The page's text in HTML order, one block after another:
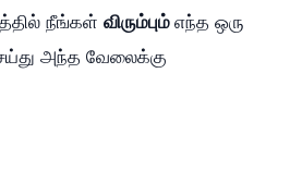
நீங்கள் விரும்பும் எந்த ஒரு
அந்த வேலைக்கு